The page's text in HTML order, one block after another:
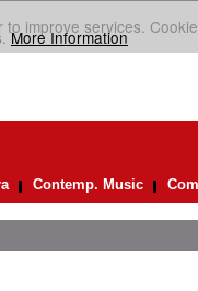
improve services.
More Information
Contemp. Music